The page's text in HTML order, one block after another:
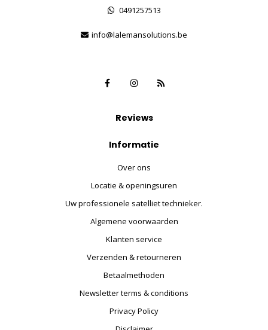
0491257513
info@lalemansolutions.be
Reviews
Informatie
Over ons
Locatie & openingsuren
Uw professionele satelliet technieker.
Algemene voorwaarden
Klanten service
Verzenden & retourneren
Betaalmethoden
Newsletter terms & conditions
Privacy Policy